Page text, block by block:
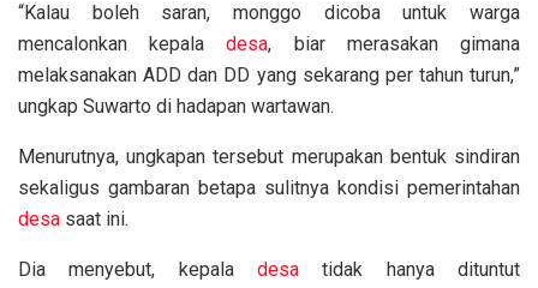
“Kalau boleh saran, monggo dicoba untuk warga
mencalonkan kepaladesa, biar merasakan gimana
melaksanakan ADD dan DD yang sekarang per tahun turun,”
ungkap Suwarto di hadapan wartawan.
Menurutnya, ungkapan tersebut merupakan bentuk sindiran
sekaligus gambaran betapa sulitnya kondisi pemerintahan
desa saat ini.
Dia menyebut, kepala desa tidak hanya dituntut